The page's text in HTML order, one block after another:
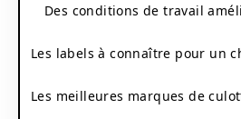
Des conditions de travail
Les labels à connaître pour un
Les meilleures marques de